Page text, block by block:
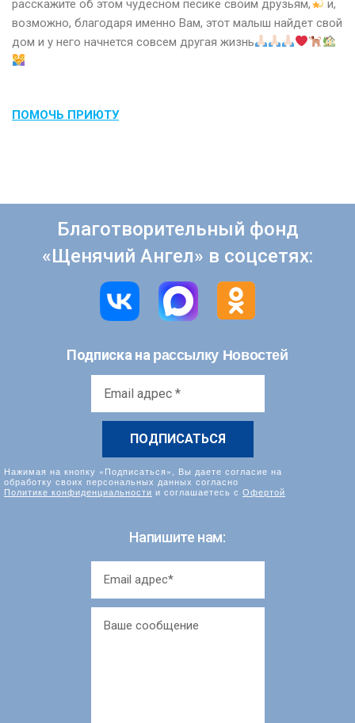
расскажите об этом чудесном пёсике своим друзьям,
и,
возможно, благодаря именно Вам, этот малыш найдет свой
дом и у него начнется совсем другая жизнь
ПОМОЧЬ ПРИЮТУ
Благотворительный фонд
«Щенячий Ангел» в соцсетях:
Подписка нарассылку Новостей
Нажимая на кнопку «Подписаться», Вы даете согласие на
обработку своих персональных данных согласно
Политике конфиденциальности и соглашаетесь с Офертой
Напишите нам: